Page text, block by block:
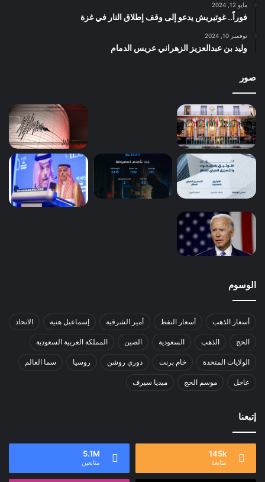
مايو 12, 2024
فوراً.. غوتيريش يدعو إلى وقف إطلاق النار في غزة
نوفمبر 10, 2024
وليد بن عبدالعزيز الزهراني عريس الدمام
صور
الوسوم
أسعار الذهب أسعار النفط أمير الشرقية إسماعيل هنية الاتحاد
الحج الذهب السعودية الصين المملكة العربية السعودية
الولايات المتحدة خام برنت دوري روشن روسيا سما العالم
عاجل موسم الحج ميديا سيرف
إتبعنا
145k
متابعة
5.1M
متابعين